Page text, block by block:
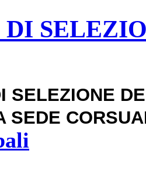
SELEZIONE
SEDE